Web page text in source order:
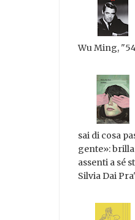
Wu Ming,
sai di cosa
gente»:
assenti a sé
Silvia Dai Pra'